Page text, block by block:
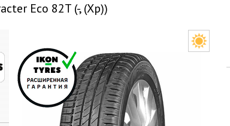
Eco 82T (-, (Хр))